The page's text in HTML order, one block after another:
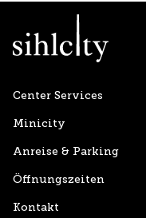
Center Services
Minicity
Anreise & Parking
Öffnungszeiten
Kontakt